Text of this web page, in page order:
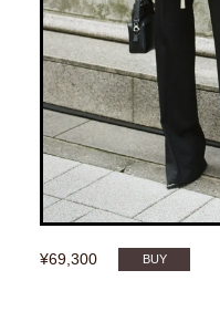
¥69,300 BUY